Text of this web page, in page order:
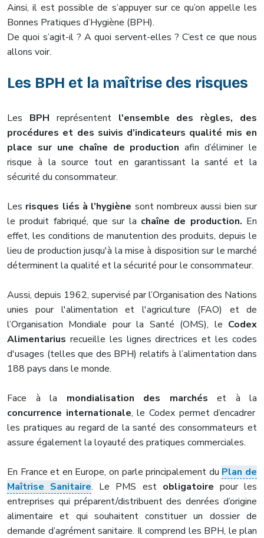
Ainsi, il est possible de s’appuyer sur ce qu’on appelle les
Bonnes Pratiques d’Hygiène (BPH).
De quoi s’agit-il ? A quoi servent-elles ? C’est ce que nous
allons voir.
Les BPH et la maîtrise des risques
Les BPH représentent l'ensemble des règles, des
procédures et des suivis d’indicateurs qualité mis en
place sur une chaîne de production afin d’éliminer le
risque à la source tout en garantissant la santé et la
sécurité du consommateur.
Les risques liés à l’hygiène sont nombreux aussi bien sur
le produit fabriqué, que sur la chaîne de production. En
effet, les conditions de manutention des produits, depuis le
lieu de production jusqu'à la mise à disposition sur le marché
déterminent la qualité et la sécurité pour le consommateur.
Aussi, depuis 1962, supervisé par l’Organisation des Nations
unies pour l'alimentation et l'agriculture (FAO) et de
l’Organisation Mondiale pour la Santé (OMS), le Codex
Alimentarius recueille les lignes directrices et les codes
d'usages (telles que des BPH) relatifs à l’alimentation dans
188 pays dans le monde.
Face à la mondialisation des marchés et à la
concurrence internationale, le Codex permet d’encadrer
les pratiques au regard de la santé des consommateurs et
assure également la loyauté des pratiques commerciales.
En France et en Europe, on parle principalement du Plan de
Maîtrise Sanitaire. Le PMS est obligatoire pour les
entreprises qui préparent/distribuent des denrées d’origine
alimentaire et qui souhaitent constituer un dossier de
demande d’agrément sanitaire. Il comprend les BPH, le plan